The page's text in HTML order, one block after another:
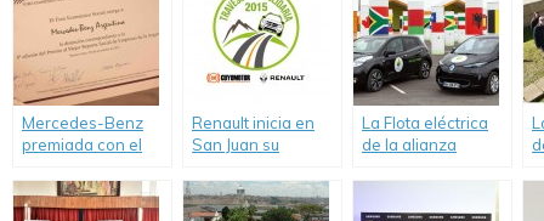
2014-2015 con
resultados
destacados.
Mercedes-Benz
premiada con el
Social de
Empresas
Renault inicia en
San Juan su
Eco Solidaria
La Flota eléctrica
de la alianza
cero emsión